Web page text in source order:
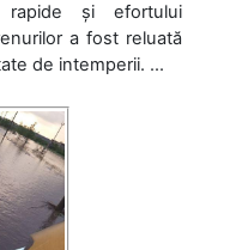
rapide și efortului
a fost reluată
de intemperii. ...